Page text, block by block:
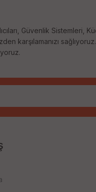
Güvenlik Sistemleri,
karşılamanızı